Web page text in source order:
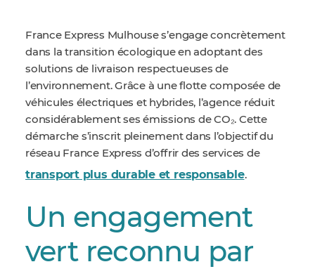
France Express Mulhouse s’engage concrètement
dans la transition écologique en adoptant des
solutions de livraison respectueuses de
l’environnement. Grâce à une flotte composée de
véhicules électriques et hybrides, l’agence réduit
considérablement ses émissions de CO₂. Cette
démarche s’inscrit pleinement dans l’objectif du
réseau France Express d’offrir des services de
transport plus durable et responsable.
Un engagement
vert reconnu par